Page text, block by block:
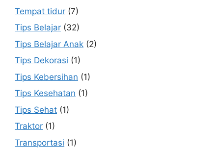
Tempat tidur (7)
Tips Belajar (32)
Tips Belajar Anak (2)
Tips Dekorasi (1)
Tips Kebersihan (1)
Tips Kesehatan (1)
Tips Sehat (1)
Traktor (1)
Transportasi (1)